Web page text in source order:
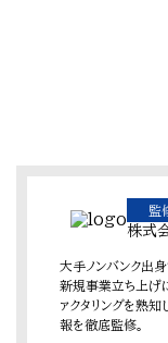
監
株式
大手ノンバンク出
新規事業立ち上げ
ァクタリングを熟
報を徹底監修。